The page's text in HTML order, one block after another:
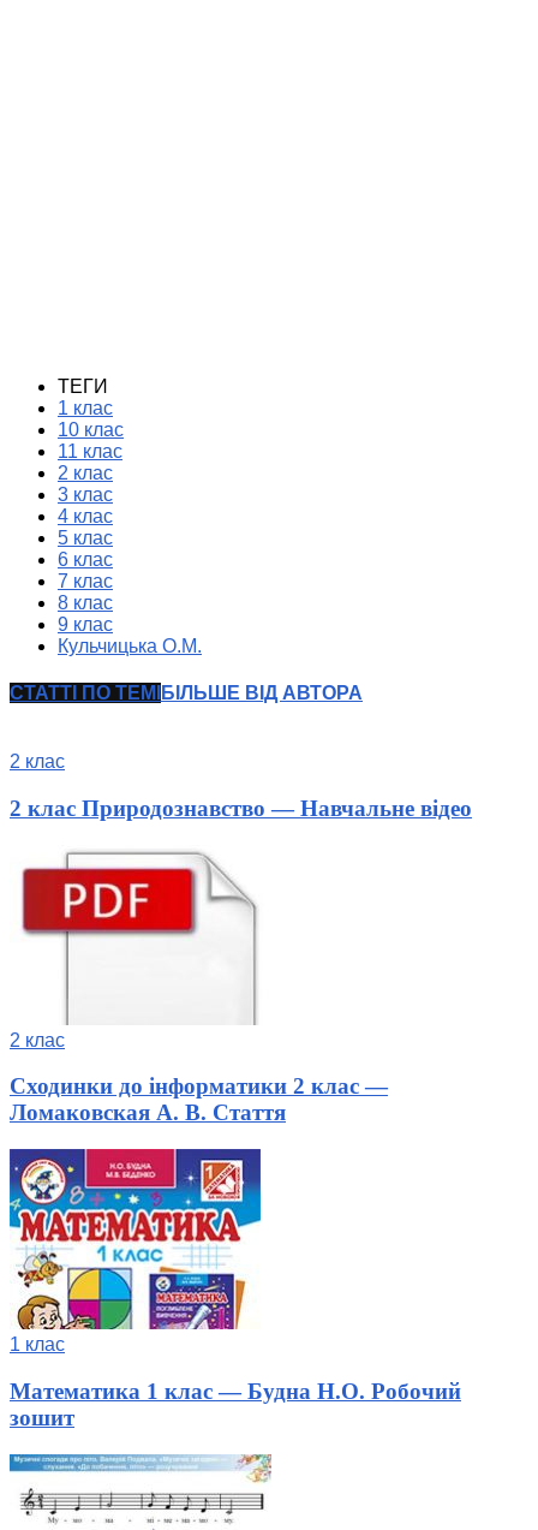
ТЕГИ
1 клас
10 клас
11 клас
2 клас
3 клас
4 клас
5 клас
6 клас
7 клас
8 клас
9 клас
Кульчицька О.М.
СТАТТІ ПО ТЕМІ БІЛЬШЕ ВІД АВТОРА
2 клас
2 клас Природознавство — Навчальне відео
2 клас
Сходинки до інформатики 2 клас —
Ломаковская А. В. Стаття
1 клас
Математика 1 клас — Будна Н.О. Робочий
зошит